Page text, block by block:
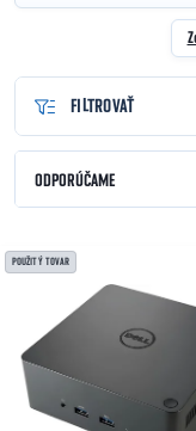
FILTROVAŤ
ODPORÚČAME
NAJDRAHŠIE
NAJPREDÁVANEJŠIE
Výpis
POUŽITÝ TOVAR